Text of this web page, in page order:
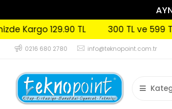
129.90 TL 300 TL ve 599 TL arası
0216 680 2780 info@teknopoint.com.tr